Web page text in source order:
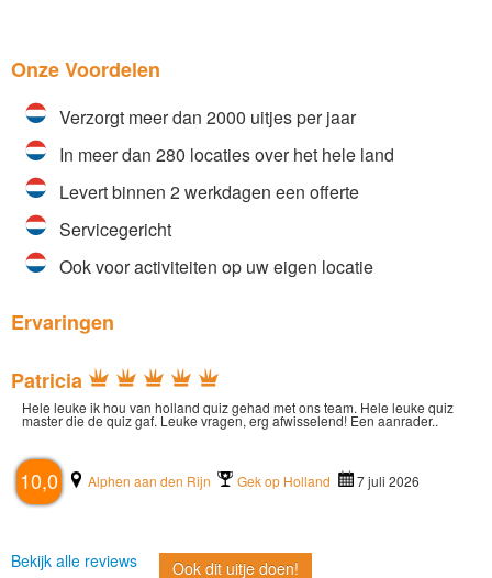
Onze Voordelen
Verzorgt meer dan 2000 uitjes per jaar
In meer dan 280 locaties over het hele land
Levert binnen 2 werkdagen een offerte
Servicegericht
Ook voor activiteiten op uw eigen locatie
Ervaringen
Patricia
Hele leuke ik hou van holland quiz gehad met ons team. Hele leuke quiz
master die de quiz gaf. Leuke vragen, erg afwisselend! Een aanrader..
10,0 Alphen aan den Rijn Gek op Holland 7 juli 2026
Bekijk alle reviews Ook dit uitje doen!